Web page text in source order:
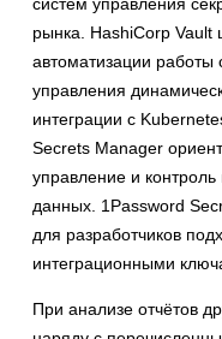
систем управления
рынка. HashiCorp Vault
автоматизации
управления
интеграции с
Secrets Manager
управление и
данных. 1Password
для разработчиков
интеграционными
При анализе отчётов